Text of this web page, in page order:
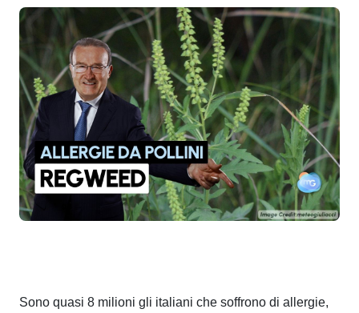
Sono quasi 8 milioni gli italiani che soffrono di allergie,